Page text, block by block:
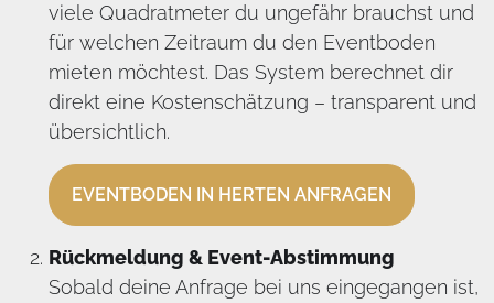
viele Quadratmeter du ungefähr brauchst und
für welchen Zeitraum du den Eventboden
mieten möchtest. Das System berechnet dir
direkt eine Kostenschätzung – transparent und
übersichtlich.
EVENTBODEN IN HERTEN ANFRAGEN
Rückmeldung & Event-Abstimmung
Sobald deine Anfrage bei uns eingegangen ist,